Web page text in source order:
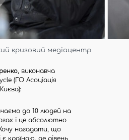
кризовий медіацентр
, виконавча
(ГО Асоціація
до 10 людей на
і це абсолютно
нагадати, що
є країною, де рівень